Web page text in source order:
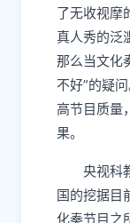
了无收视摩
真人秀的泛
那么当文化
不好”的疑
高节目质量
果。
央视科
国的挖据目
化奏节目之